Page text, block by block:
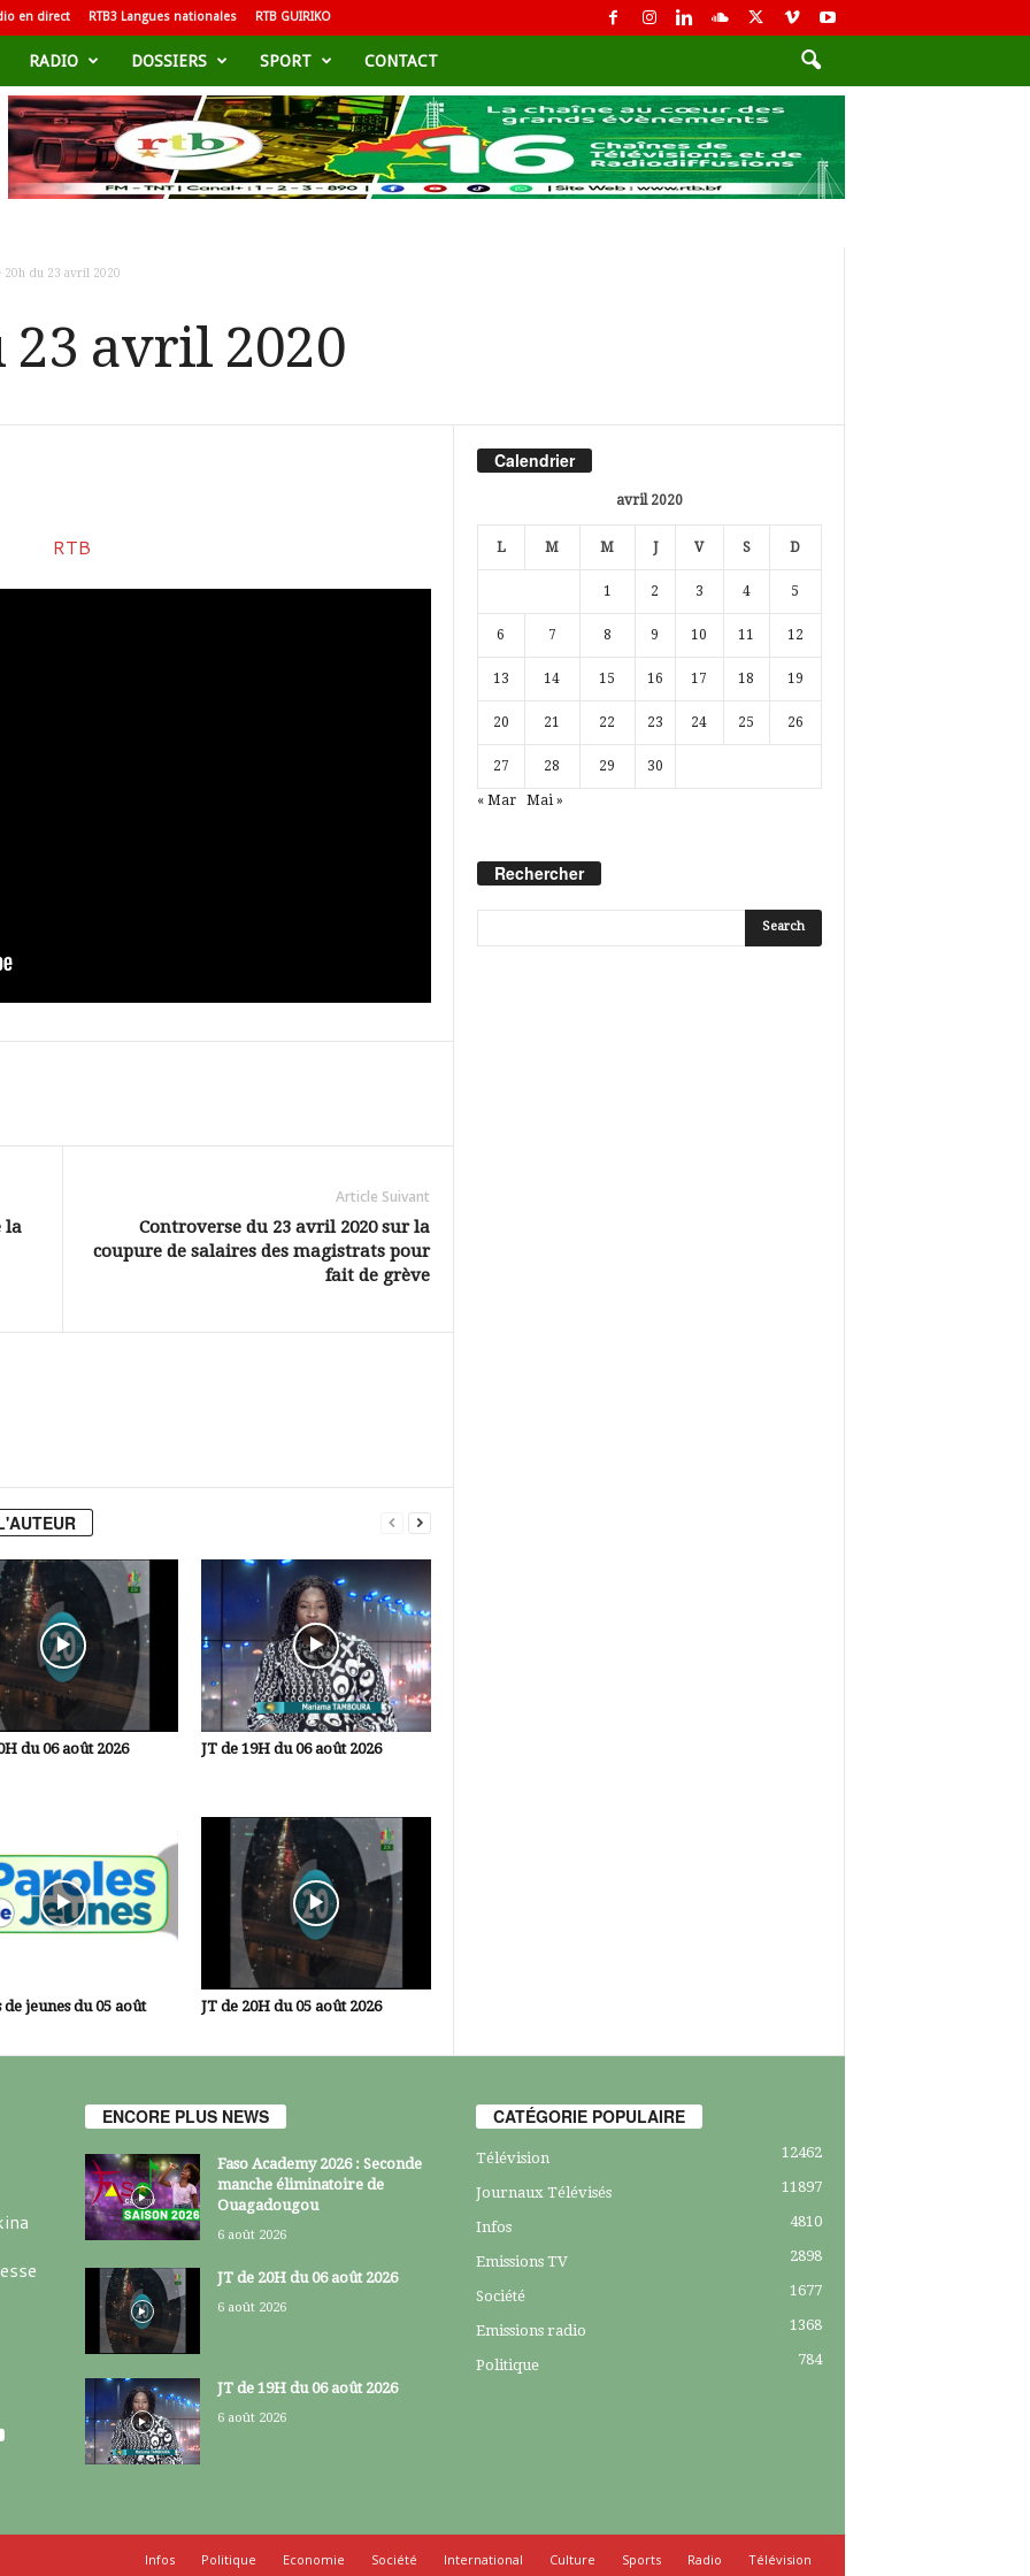
en direct RTB3 Langues nationales RTB GUIRIKO
RADIO DOSSIERS SPORT CONTACT
20h du 23 avril 2020
23 avril 2020
la
Article Suivant
Controverse du 23 avril 2020 sur la
coupure de salaires des magistrats pour
fait de grève
du 06 août 2026 JT de 19H du 06 août 2026
de jeunes du 05 août
JT de 20H du 05 août 2026
Calendrier
avril 2020
L M M J V S D
1 2 3 4 5
6 7 8 9 10 11 12
13 14 15 16 17 18 19
20 21 22 23 24 25 26
27 28 29 30
« Mar Mai »
Rechercher
ENCORE PLUS NEWS
Faso Academy 2026 : Seconde
manche éliminatoire de
Ouagadougou
6 août 2026
JT de 20H du 06 août 2026
6 août 2026
JT de 19H du 06 août 2026
6 août 2026
CATÉGORIE POPULAIRE
Télévision 12462
Journaux Télévisés 11897
Infos 4810
Emissions TV 2898
Société 1677
Emissions radio 1368
Politique 784
Infos Politique Economie Société International Culture Sports Radio Télévision